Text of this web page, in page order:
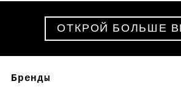
ОТКРОЙ БОЛЬШЕ
Бренды